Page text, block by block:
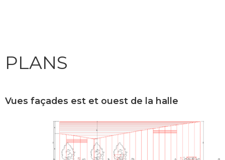
PLANS
Vues façades est et ouest de la halle